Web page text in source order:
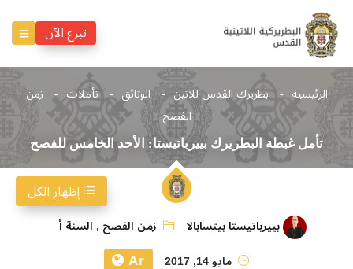
تبرع الآن
الرئيسية بطريرك القدس للاتين الوثائق تأملات
زمن
الفصح
تأمل غبطة البطريرك بييرباتيستا: الأحد الخامس للفصح
بييرباتيستا بيتسابالا زمن الفصح , السنة أ
مايو 14, 2017
Ar
إظهار الكل